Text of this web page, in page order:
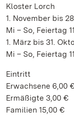
Kloster Lorch
1. November bis
Mi – So, Feiertag
1. März bis 31.
Mi – So, Feiertag
Eintritt
Erwachsene 6,00
Ermäßigte 3,00 €
Familien 15,00 €